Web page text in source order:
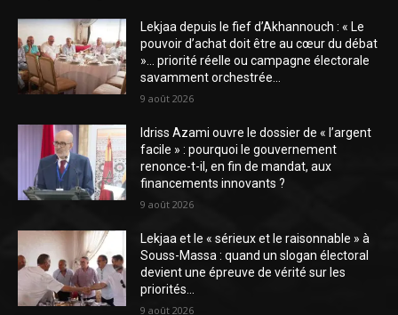
Lekjaa depuis le fief d’Akhannouch : « Le
pouvoir d’achat doit être au cœur du débat
»… priorité réelle ou campagne électorale
savamment orchestrée...
9 août 2026
Idriss Azami ouvre le dossier de « l’argent
facile » : pourquoi le gouvernement
renonce-t-il, en fin de mandat, aux
financements innovants ?
9 août 2026
Lekjaa et le « sérieux et le raisonnable » à
Souss-Massa : quand un slogan électoral
devient une épreuve de vérité sur les
priorités...
9 août 2026